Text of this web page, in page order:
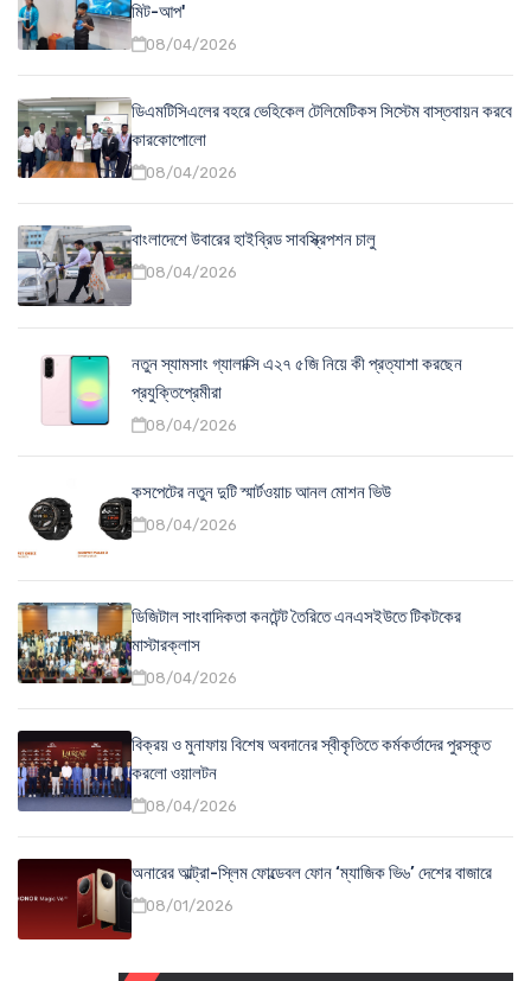
মিট-আপ'
08/04/2026
ডিএমটিসিএলের বহরে ভেহিকেল টেলিমেটিকস সিস্টেম বাস্তবায়ন করবে
কারকোপোলো
08/04/2026
বাংলাদেশে উবারের হাইব্রিড সাবস্ক্রিপশন চালু
08/04/2026
নতুন স্যামসাং গ্যালাক্সি এ২৭ ৫জি নিয়ে কী প্রত্যাশা করছেন
প্রযুক্তিপ্রেমীরা
08/04/2026
কসপেটের নতুন দুটি স্মার্টওয়াচ আনল মোশন ভিউ
08/04/2026
ডিজিটাল সাংবাদিকতা কনটেন্ট তৈরিতে এনএসইউতে টিকটকের
মাস্টারক্লাস
08/04/2026
বিক্রয় ও মুনাফায় বিশেষ অবদানের স্বীকৃতিতে কর্মকর্তাদের পুরস্কৃত
করলো ওয়ালটন
08/04/2026
অনারের আল্ট্রা-স্লিম ফোল্ডেবল ফোন ‘ম্যাজিক ভি৬’ দেশের বাজারে
08/01/2026